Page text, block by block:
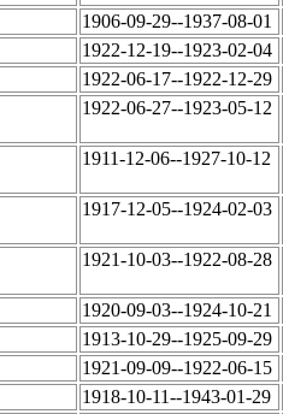
1906-09-29--1937-08-01
1922-12-19--1923-02-04
1922-06-17--1922-12-29
1922-06-27--1923-05-12
1911-12-06--1927-10-12
1917-12-05--1924-02-03
1921-10-03--1922-08-28
1920-09-03--1924-10-21
1913-10-29--1925-09-29
1921-09-09--1922-06-15
1918-10-11--1943-01-29